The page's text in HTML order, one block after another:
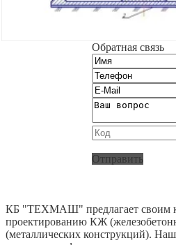
Обратная связь
Отправить
КБ "ТЕХМАШ" предлагает своим
проектированию КЖ
(металлических конструкций).